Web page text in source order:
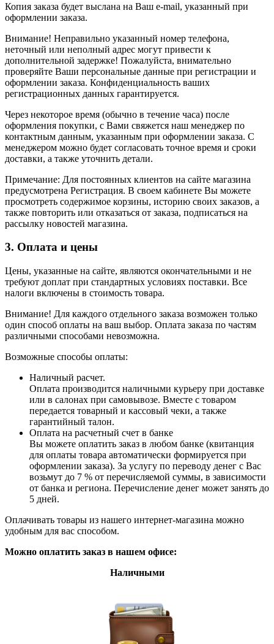
Копия заказа будет выслана на Ваш e-mail, указанный при
оформлении заказа.
Внимание! Неправильно указанный номер телефона,
неточный или неполный адрес могут привести к
дополнительной задержке! Пожалуйста, внимательно
проверяйте Ваши персональные данные при регистрации и
оформлении заказа. Конфиденциальность ваших
регистрационных данных гарантируется.
Через некоторое время (обычно в течение часа) после
оформления покупки, с Вами свяжется наш менеджер по
контактным данным, указанным при оформлении заказа. С
менеджером можно будет согласовать точное время и сроки
доставки, а также уточнить детали.
Примечание: Для постоянных клиентов на сайте магазина
предусмотрена Регистрация. В своем кабинете Вы можете
просмотреть содержимое корзины, историю своих заказов, а
также повторить или отказаться от заказа, подписаться на
рассылку новостей магазина.
3. Оплата и цены
Цены, указанные на сайте, являются окончательными и не
требуют доплат при стандартных условиях поставки. Все
налоги включены в стоимость товара.
Внимание! Для каждого отдельного заказа возможен только
один способ оплаты на ваш выбор. Оплата заказа по частям
различными способами невозможна.
Возможные способы оплаты:
Наличный расчет.
Оплата производится наличными курьеру при доставке
или в салонах при самовывозе. Вместе с товаром
передается товарный и кассовый чеки, а также
гарантийный талон.
Оплата на расчетный счет в банке
Вы можете оплатить заказ в любом банке (квитанция
для оплаты товара автоматически формируется при
оформлении заказа). За услугу по переводу денег с Вас
возьмут до 7 % от перечисляемой суммы, в зависимости
от банка и региона. Перечисление денег может занять до
5 дней.
Оплачивать товары из нашего интернет-магазина можно
удобным для вас способом.
Можно оплатить заказ в нашем офисе:
Наличными